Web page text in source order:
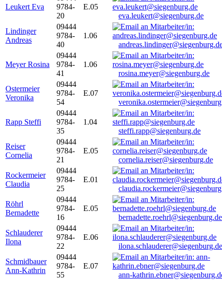
Leukert Eva
9784-
20
E.05
eva.leukert@siegenburg.de
Lindinger
Andreas
09444
9784-
40
1.06
Meyer Rosina
09444
9784-
41
1.06
rosina.meyer@siegenburg.de
Ostermeier
Veronika
09444
9784-
54
E.07
Rapp Steffi
09444
9784-
35
1.04
steffi.rapp@siegenburg.de
Reiser
Cornelia
09444
9784-
21
E.05
cornelia.reiser@siegenburg.de
Rockermeier
Claudia
09444
9784-
25
E.01
Röhrl
Bernadette
09444
9784-
16
E.05
bernadette.roehrl@siegenburg.de
Schlauderer
Ilona
09444
9784-
22
E.06
ilona.schlauderer@siegenburg.de
Schmidbauer
Ann-Kathrin
09444
9784-
55
E.07
ann-